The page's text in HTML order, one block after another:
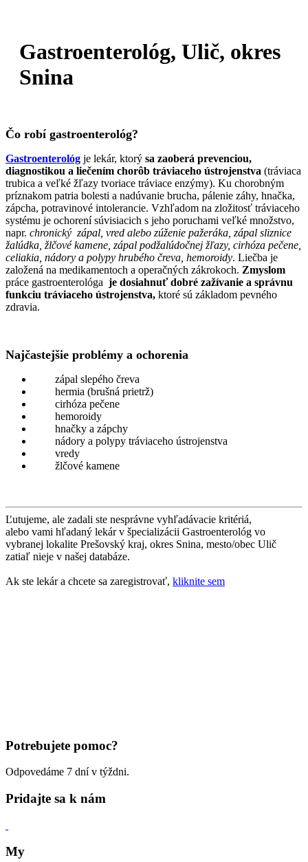
Gastroenterológ, Ulič, okres
Snina
Čo robí gastroenterológ?
Gastroenterológ je lekár, ktorý sa zaoberá prevenciou,
diagnostikou a liečením chorôb tráviaceho ústrojenstva (tráviaca
trubica a veľké žľazy tvoriace tráviace enzýmy). Ku chorobným
príznakom patria bolesti a nadúvanie brucha, pálenie záhy, hnačka,
zápcha, potravinové intolerancie. Vzhľadom na zložitosť tráviaceho
systému je ochorení súvisiacich s jeho poruchami veľké množstvo,
napr. chronický zápal, vred alebo zúženie pažeráka, zápal sliznice
žalúdka, žlčové kamene, zápal podžalúdočnej žľazy, cirhóza pečene,
celiakia, nádory a polypy hrubého čreva, hemoroidy. Liečba je
založená na medikamentoch a operačných zákrokoch. Zmyslom
práce gastroenterológa je dosiahnuť dobré zažívanie a správnu
funkciu tráviaceho ústrojenstva, ktoré sú základom pevného
zdravia.
Najčastejšie problémy a ochorenia
zápal slepého čreva
hermia (brušná prietrž)
cirhóza pečene
hemoroidy
hnačky a zápchy
nádory a polypy tráviaceho ústrojenstva
vredy
žlčové kamene
Ľutujeme, ale zadali ste nesprávne vyhľadávacie kritériá,
alebo vami hľadaný lekár v špecializácii Gastroenterológ vo
vybranej lokalite Prešovský kraj, okres Snina, mesto/obec Ulič
zatiaľ nieje v našej databáze.
Ak ste lekár a chcete sa zaregistrovať, kliknite sem
Potrebujete pomoc?
Odpovedáme 7 dní v týždni.
Pridajte sa k nám
My